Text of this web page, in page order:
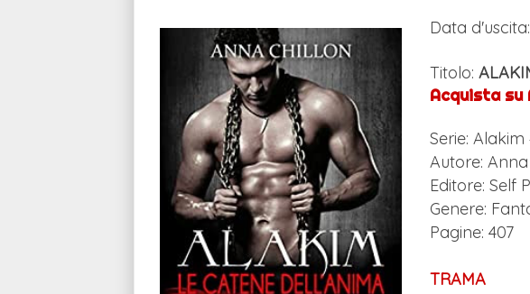
Data d'uscita:
Titolo:
Acquista su
Serie: Alakim
Autore:
Editore: Self
Genere:
Pagine: 407
TRAMA